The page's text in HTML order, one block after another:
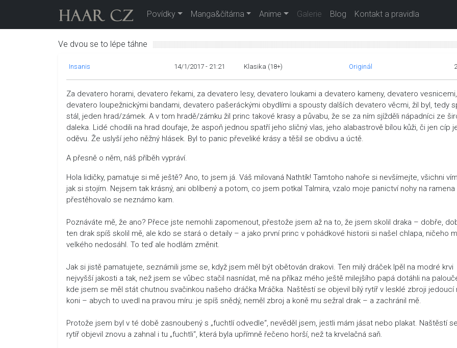
Povídky Manga&čítárna Anime Galerie Blog Kontakt a pravidla
Ve dvou se to lépe táhne
Insanis 14/1/2017 - 21:21 Klasika (18+) Originál
Za devatero horami, devatero řekami, za devatero lesy, devatero loukami a devatero kameny, devatero vesnicemi,
devatero loupežnickými bandami, devatero pašeráckými obydlími a spousty dalších devatero věcmi, žil byl, tedy
stál, jeden hrad/zámek. A v tom hradě/zámku žil princ takové krasy a půvabu, že se za ním sjížděli nápadníci ze
daleka. Lidé chodili na hrad doufaje, že aspoň jednou spatří jeho sličný vlas, jeho alabastrově bílou kůži, či jen cíp
oděvu. Že uslyší jeho něžný hlásek. Byl to panic převeliké krásy a těšil se obdivu a úctě.
A přesně o něm, náš příběh vypráví.
Hola lidičky, pamatuje si mě ještě? Ano, to jsem já. Váš milovaná Nathtík! Tamtoho nahoře si nevšímejte, všichni
jak si stojím. Nejsem tak krásný, ani oblíbený a potom, co jsem potkal Talmira, vzalo moje panictví nohy na ramena
přestěhovalo se neznámo kam.
Poznáváte mě, že ano? Přece jste nemohli zapomenout, přestože jsem až na to, že jsem skolil draka – dobře,
ten drak spíš skolil mě, ale kdo se stará o detaily – a jako první princ v pohádkové historii si našel chlapa, ničeho
velkého nedosáhl. To teď ale hodlám změnit.
Jak si jistě pamatujete, seznámili jsme se, když jsem měl být obětován drakovi. Ten milý dráček lpěl na modré krvi
nejvyšší jakosti a tak, než jsem se vůbec stačil nasnídat, mě na příkaz mého ještě milejšího papá dotáhli na
kde jsem se měl stát chutnou svačinkou našeho dráčka Mráčka. Naštěstí se objevil bílý rytíř v lesklé zbroji jedoucí
koni – abych to uvedl na pravou míru: je spíš snědý, neměl zbroj a koně mu sežral drak – a zachránil mě.
Protože jsem byl v té době zasnoubený s „fuchtlí odvedle“, nevěděl jsem, jestli mám jásat nebo plakat. Naštěstí
rytíř objevil znovu a zahnal i tu „fuchtli“, která byla upřímně řečeno horší, než ta krvelačná saň.